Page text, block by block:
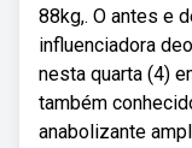
88kg,. O antes e
influenciadora
nesta quarta (4)
também
anabolizante